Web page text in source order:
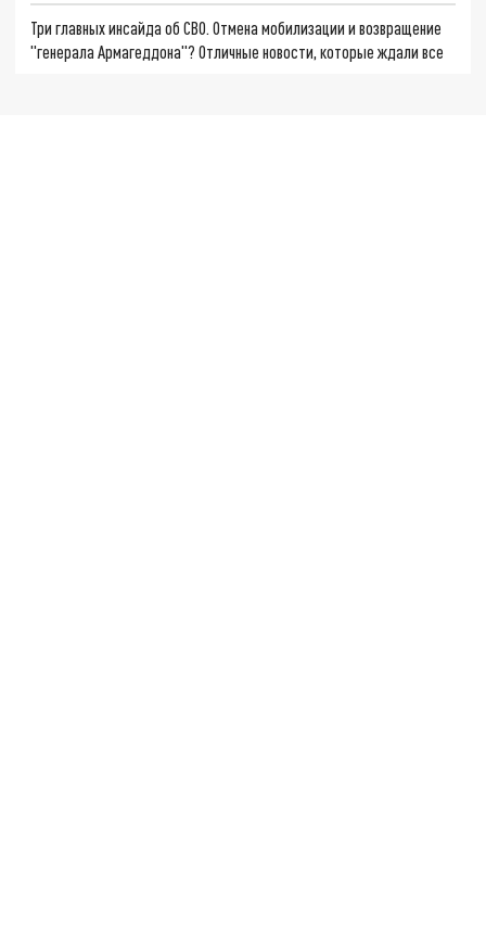
Три главных инсайда об СВО. Отмена мобилизации и возвращение
"генерала Армагеддона"? Отличные новости, которые ждали все